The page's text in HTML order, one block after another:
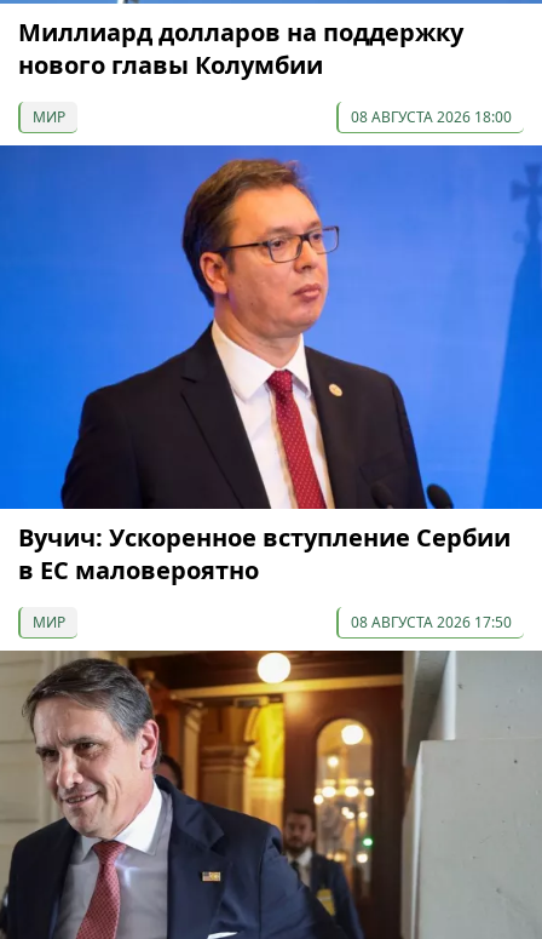
Миллиард долларов на поддержку
нового главы Колумбии
МИР 08 АВГУСТА 2026 18:00
Вучич: Ускоренное вступление Сербии
в ЕС маловероятно
МИР 08 АВГУСТА 2026 17:50